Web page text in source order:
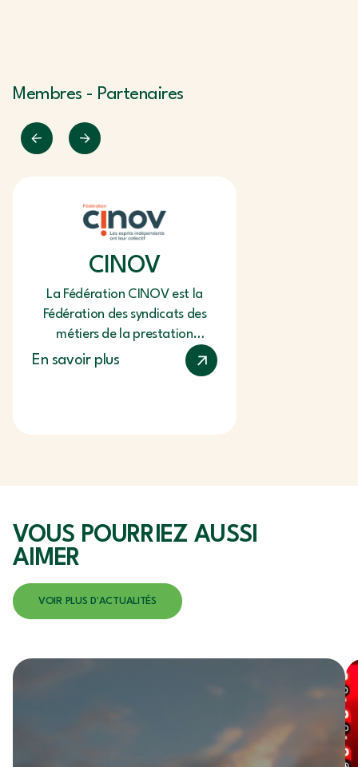
Membres - Partenaires
CINOV
La Fédération CINOV est la
Fédération des syndicats des
métiers de la prestation
intellectuelle du Conseil, de
En savoir plus
VOUS POURRIEZAUSSI
AIMER
VOIR PLUS D'ACTUALITÉS